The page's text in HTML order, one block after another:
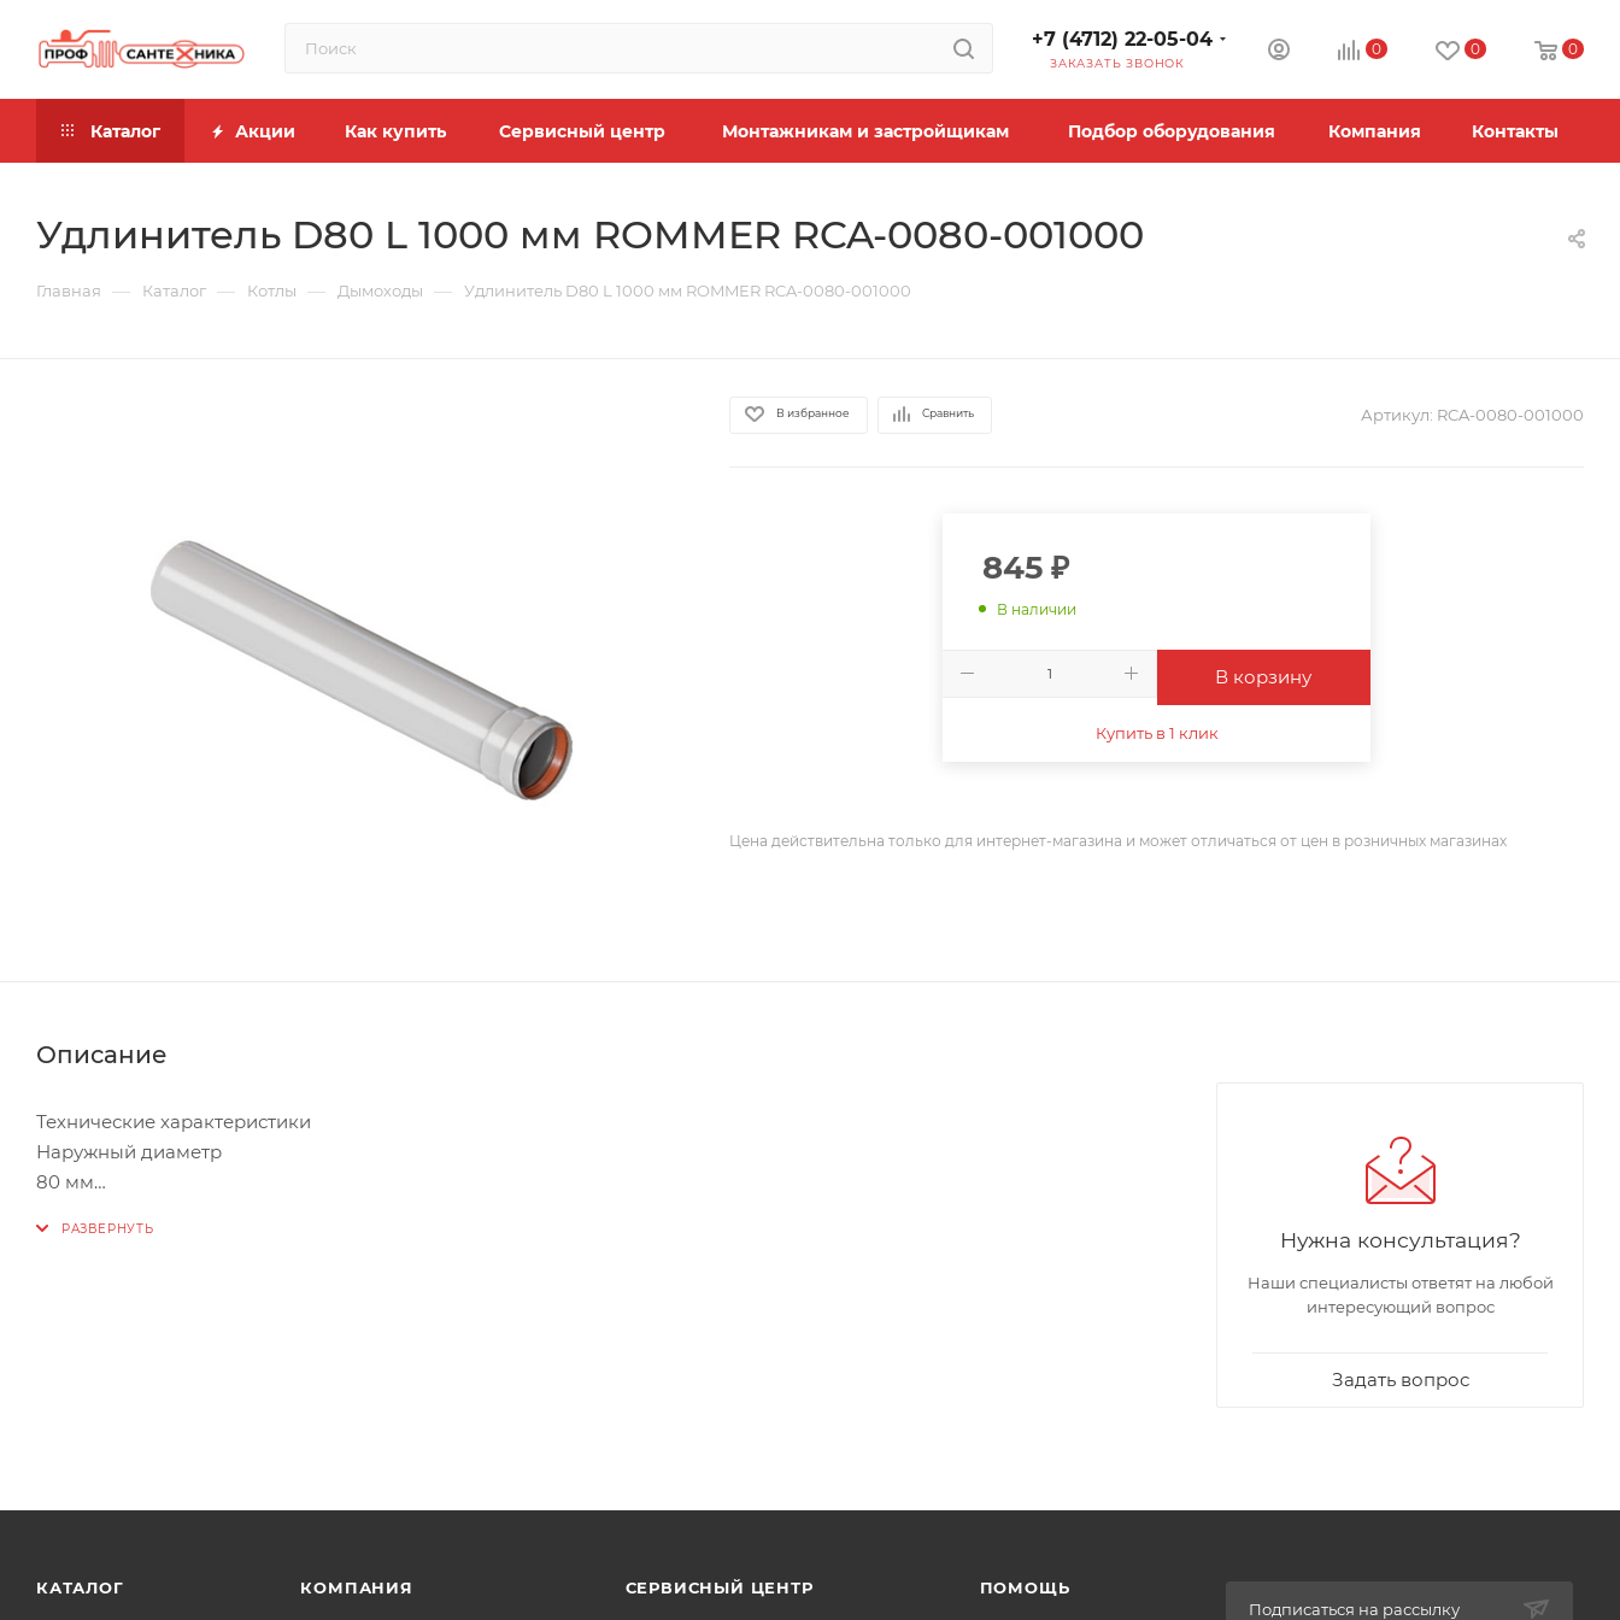
+7 (4712) 22-05-04
ЗАКАЗАТЬ ЗВОНОК
0 0 0
Каталог Акции Как купить Сервисный центр Монтажникам и застройщикам Подбор оборудования Компания Контакты
Удлинитель D80 L 1000 мм ROMMER RCA-0080-001000
Главная — Каталог — Котлы — Дымоходы — Удлинитель D80 L 1000 мм ROMMER RCA-0080-001000
В избранное Сравнить Артикул: RCA-0080-001000
845 ₽
В наличии
В корзину
Купить в 1 клик
Цена действительна только для интернет-магазина и может отличаться от цен в розничных магазинах
Описание
Технические характеристики
Наружный диаметр
80 мм
Нужна консультация?
Наши специалисты ответят на любой
интересующий вопрос
Задать вопрос
КАТАЛОГ КОМПАНИЯ СЕРВИСНЫЙ ЦЕНТР
ПОМОЩЬ
Подписаться на рассылку